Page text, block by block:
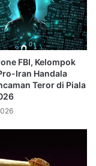
FBI, Kelompok
Iran Handala
Teror di Piala